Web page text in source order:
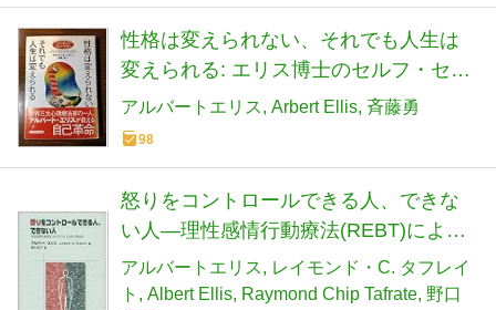
性格は変えられない、それでも人生は
変えられる: エリス博士のセルフ・セラ
ピー
アルバートエリス Arbert Ellis 斉藤勇
98
怒りをコントロールできる人、できな
い人―理性感情行動療法(REBT)による
怒りの解決法
アルバートエリス
レイモンド・C. タフレイ
ト
Albert Ellis Raymond Chip Tafrate 野口